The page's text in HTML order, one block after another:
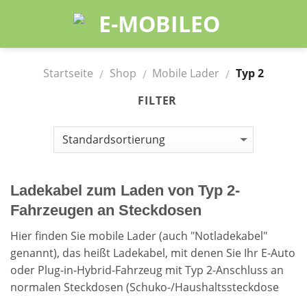
Startseite / Shop / Mobile Lader / Typ 2
FILTER
Ladekabel zum Laden von Typ 2-
Fahrzeugen an Steckdosen
Hier finden Sie mobile Lader (auch "Notladekabel"
genannt), das heißt Ladekabel, mit denen Sie Ihr E-Auto
oder Plug-in-Hybrid-Fahrzeug mit Typ 2-Anschluss an
normalen Steckdosen (Schuko-/Haushaltssteckdose